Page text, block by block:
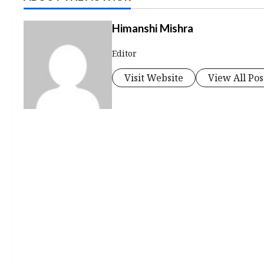
Himanshi Mishra
Editor
Visit Website View All